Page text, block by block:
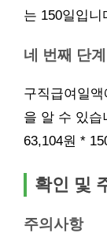
는 150일입니
네 번째 단
구직급여일
을 알 수 있습
63,104원 *
확인 및
주의사항